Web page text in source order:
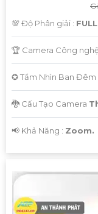
💯 Độ Phân giải :
🏆 Camera Công
✪ Tầm Nhìn Ban Đêm
🐉️ Cấu Tạo Camera
️📢 Khả Năng : Zoom.